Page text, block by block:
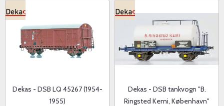
Dekas - DSB LQ 45267 (1954-
1955)
Dekas - DSB tankvogn "B.
Ringsted Kemi, København"